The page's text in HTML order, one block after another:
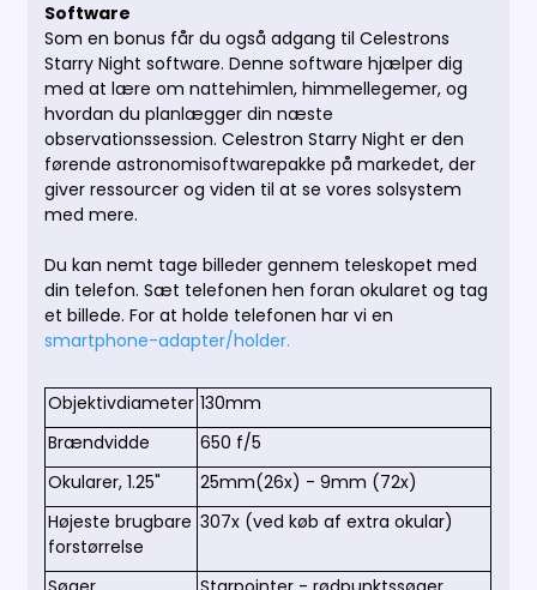
Software
Som en bonus får du også adgang til Celestrons
Starry Night software.Denne software hjælper dig
med at lære om nattehimlen, himmellegemer, og
hvordan du planlægger din næste
observationssession. Celestron Starry Night er den
førende astronomisoftwarepakke på markedet, der
giver ressourcer og viden til at se vores solsystem
med mere.
Du kan nemt tage billeder gennem teleskopet med
din telefon. Sæt telefonen hen foran okularet og tag
et billede. For at holde telefonen har vi en
smartphone-adapter/holder.
Objektivdiameter 130mm
Brændvidde
650 f/5
Okularer, 1.25"
25mm(26x) - 9mm (72x)
Højeste brugbare
forstørrelse
307x (ved køb af extra okular)